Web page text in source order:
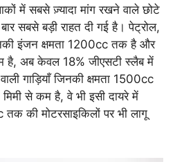
में सबसे ज़्यादा मांग रखने वाले छोटे
सबसे बड़ी राहत दी गई है। पेट्रोल,
इंजन क्षमता 1200cc तक है और
है, अब केवल 18% जीएसटी स्लैब में
गाड़ियाँ जिनकी क्षमता 1500cc
से कम है, वे भी इसी दायरे में
की मोटरसाइकिलों पर भी लागू